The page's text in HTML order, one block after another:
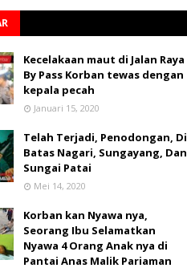
Kecelakaan maut di Jalan Raya
By Pass Korban tewas dengan
kepala pecah
Januari 15, 2020
Telah Terjadi, Penodongan, Di
Batas Nagari, Sungayang, Dan
Sungai Patai
Mei 14, 2020
Korban kan Nyawa nya,
Seorang Ibu Selamatkan
Nyawa 4 Orang Anak nya di
Pantai Anas Malik Pariaman